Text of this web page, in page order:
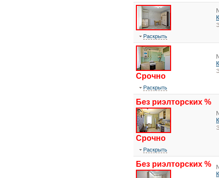
Раскрыть
Срочно
Раскрыть
Без риэлторских %
Срочно
Раскрыть
Без риэлторских %